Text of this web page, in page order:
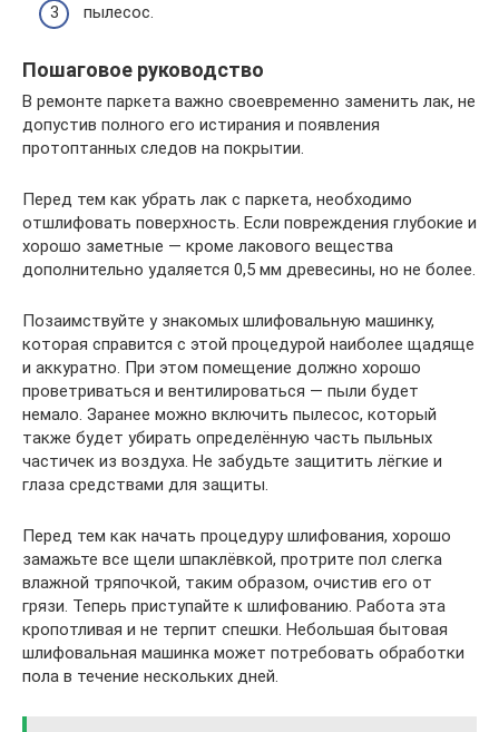
пылесос.
Пошаговое руководство
В ремонте паркета важно своевременно заменить лак, не
допустив полного его истирания и появления
протоптанных следов на покрытии.
Перед тем как убрать лак с паркета, необходимо
отшлифовать поверхность. Если повреждения глубокие и
хорошо заметные — кроме лакового вещества
дополнительно удаляется 0,5 мм древесины, но не более.
Позаимствуйте у знакомых шлифовальную машинку,
которая справится с этой процедурой наиболее щадяще
и аккуратно. При этом помещение должно хорошо
проветриваться и вентилироваться — пыли будет
немало. Заранее можно включить пылесос, который
также будет убирать определённую часть пыльных
частичек из воздуха. Не забудьте защитить лёгкие и
глаза средствами для защиты.
Перед тем как начать процедуру шлифования, хорошо
замажьте все щели шпаклёвкой, протрите пол слегка
влажной тряпочкой, таким образом, очистив его от
грязи. Теперь приступайте к шлифованию. Работа эта
кропотливая и не терпит спешки. Небольшая бытовая
шлифовальная машинка может потребовать обработки
пола в течение нескольких дней.